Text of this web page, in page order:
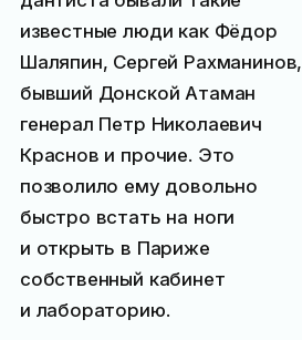
известные люди как Фёдор
Шаляпин, Сергей Рахманинов,
бывший Донской Атаман
генерал Петр Николаевич
Краснов и прочие. Это
позволило ему довольно
быстро встать на ноги
и открыть в Париже
собственный кабинет
и лабораторию.